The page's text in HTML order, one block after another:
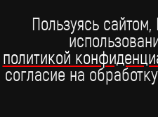
Пользуясь
политикой
согласие на
Telegram
Telegram